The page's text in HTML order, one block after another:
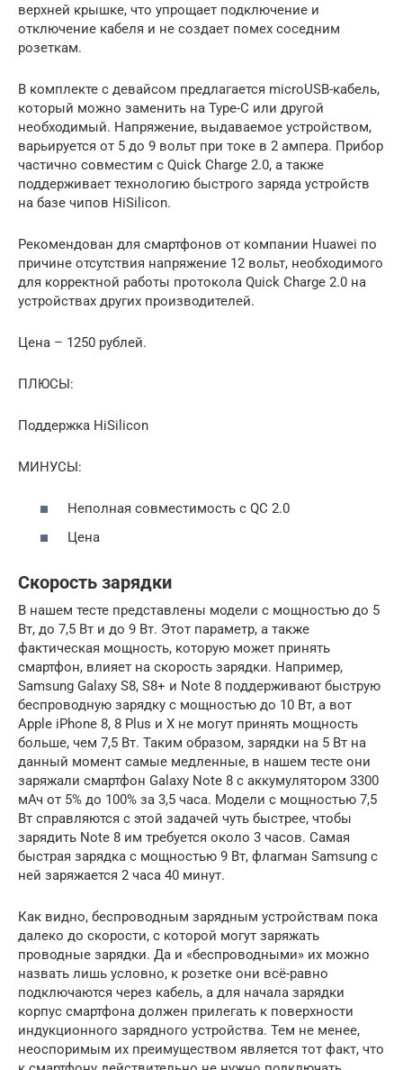
верхней крышке, что упрощает подключение и
отключение кабеля и не создает помех соседним
розеткам.
В комплекте с девайсом предлагается microUSB-кабель,
который можно заменить на Type-C или другой
необходимый. Напряжение, выдаваемое устройством,
варьируется от 5 до 9 вольт при токе в 2 ампера. Прибор
частично совместим с Quick Charge 2.0, а также
поддерживает технологию быстрого заряда устройств
на базе чипов HiSilicon.
Рекомендован для смартфонов от компании Huawei по
причине отсутствия напряжение 12 вольт, необходимого
для корректной работы протокола Quick Charge 2.0 на
устройствах других производителей.
Цена – 1250 рублей.
ПЛЮСЫ:
Поддержка HiSilicon
МИНУСЫ:
Неполная совместимость с QC 2.0
Цена
Скорость зарядки
В нашем тесте представлены модели с мощностью до 5
Вт, до 7,5 Вт и до 9 Вт. Этот параметр, а также
фактическая мощность, которую может принять
смартфон, влияет на скорость зарядки. Например,
Samsung Galaxy S8, S8+ и Note 8 поддерживают быструю
беспроводную зарядку с мощностью до 10 Вт, а вот
Apple iPhone 8, 8 Plus и X не могут принять мощность
больше, чем 7,5 Вт. Таким образом, зарядки на 5 Вт на
данный момент самые медленные, в нашем тесте они
заряжали смартфон Galaxy Note 8 с аккумулятором 3300
мАч от 5% до 100% за 3,5 часа. Модели с мощностью 7,5
Вт справляются с этой задачей чуть быстрее, чтобы
зарядить Note 8 им требуется около 3 часов. Самая
быстрая зарядка с мощностью 9 Вт, флагман Samsung с
ней заряжается 2 часа 40 минут.
Как видно, беспроводным зарядным устройствам пока
далеко до скорости, с которой могут заряжать
проводные зарядки. Да и «беспроводными» их можно
назвать лишь условно, к розетке они всё-равно
подключаются через кабель, а для начала зарядки
корпус смартфона должен прилегать к поверхности
индукционного зарядного устройства. Тем не менее,
неоспоримым их преимуществом является тот факт, что